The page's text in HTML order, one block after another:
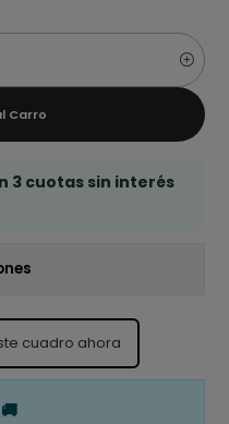
Carro
3 cuotas sin interés
cuadro ahora